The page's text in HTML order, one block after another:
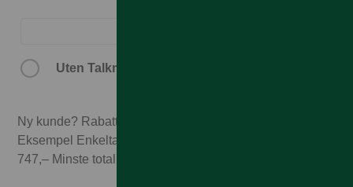
Uten Talkmore-abonnement.
Ny kunde? Rabatten forutsetter 3 mnd abonnement.
Eksempel Enkeltabonnement 1GB til 249,– x 3 mnd =
747,– Minste totalpris med 3 mnd abonnement 7.237,–